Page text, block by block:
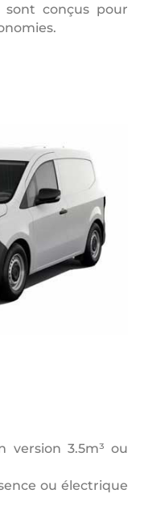
sont conçus pour
version 3.5m³ ou
ou électrique